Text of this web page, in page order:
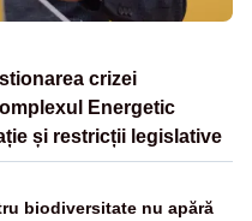
crizei
Energetic
și restricții legislative
biodiversitate nu apără